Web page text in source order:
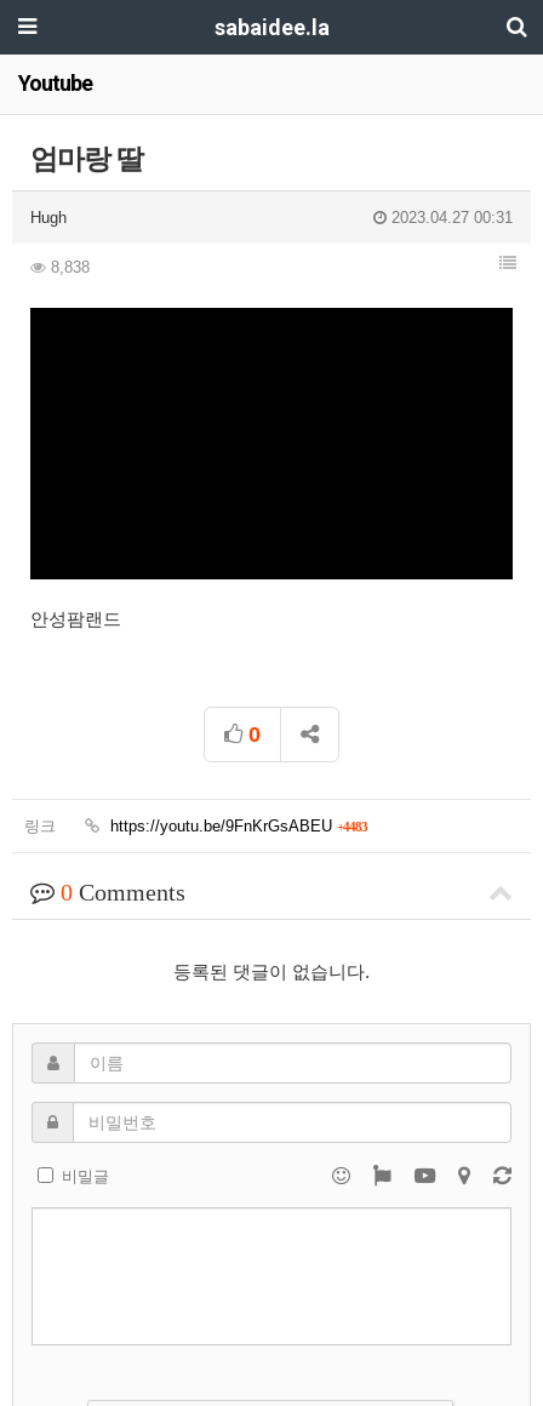
sabaidee.la
Youtube
엄마랑 딸
Hugh 2023.04.27 00:31
8,838
안성팜랜드
0
링크 https://youtu.be/9FnKrGsABEU +4483
0 Comments
등록된 댓글이 없습니다.
비밀글